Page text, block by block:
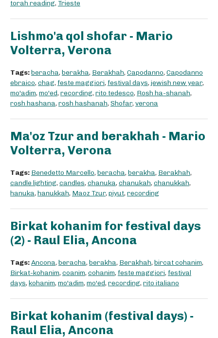
torah reading, Trieste
Lishmo'a qol shofar - Mario
Volterra, Verona
Tags:beracha, berakha, Berakhah, Capodanno, Capodanno
ebraico, chag, feste maggiori, festival days, jewish new year,
mo'adim, mo'ed, recording, rito tedesco, Rosh ha-shanah,
rosh hashana, rosh hashanah, Shofar, verona
Ma'oz Tzur and berakhah - Mario
Volterra, Verona
Tags: Benedetto Marcello, beracha, berakha, Berakhah,
candle lighting, candles, chanuka, chanukah, chanukkah,
hanuka, hanukkah, Maoz Tzur, piyut, recording
Birkat kohanim for festival days
(2) - Raul Elia, Ancona
Tags:Ancona, beracha, berakha, Berakhah, bircat cohanim,
Birkat-kohanim, coanim, cohanim, feste maggiori, festival
days, kohanim, mo'adim, mo'ed, recording, rito italiano
Birkat kohanim (festival days) -
Raul Elia, Ancona